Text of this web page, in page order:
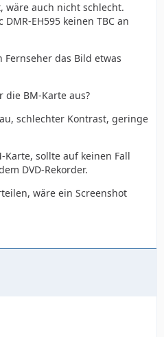
wäre auch nicht schlecht.
EH595 keinen TBC an
Fernseher das Bild etwas
die BM-Karte aus?
schlechter Kontrast, geringe
sollte auf keinen Fall
DVD-Rekorder.
wäre ein Screenshot